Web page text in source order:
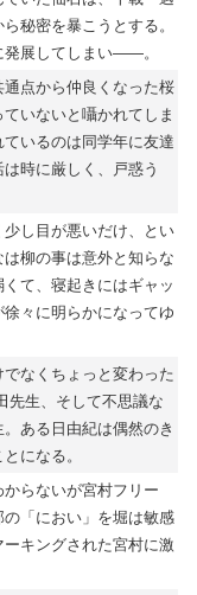
秘密を暴こうとする。
発展してしまい――。
点から仲良くなった桜
いないと囁かれてしま
いるのは同学年に友達
時に厳しく、戸惑う
し目が悪いだけ、とい
柳の事は意外と知らな
て、寝起きにはギャッ
々に明らかになってゆ
なくちょっと変わった
先生、そして不思議な
ある日由紀は偶然のき
になる。
らないが宮村フリー
「におい」を堀は敏感
キングされた宮村に激